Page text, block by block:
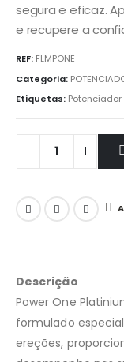
segura e eficaz.
e recupere a
REF: FLMPONE
Categoria:
Etiquetas:
Descrição
Power One
formulado
ereções,